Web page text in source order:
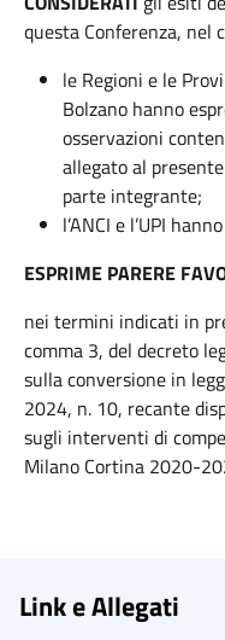
questa Conferenza, nel
le Regioni e le
Bolzano hanno
osservazioni
allegato al
parte integrante;
l’ANCI e l’UPI
ESPRIME PARERE
nei termini indicati in
comma 3, del decreto
sulla conversione in
2024, n. 10, recante
sugli interventi di
Milano Cortina 2020-
Link e Allegati